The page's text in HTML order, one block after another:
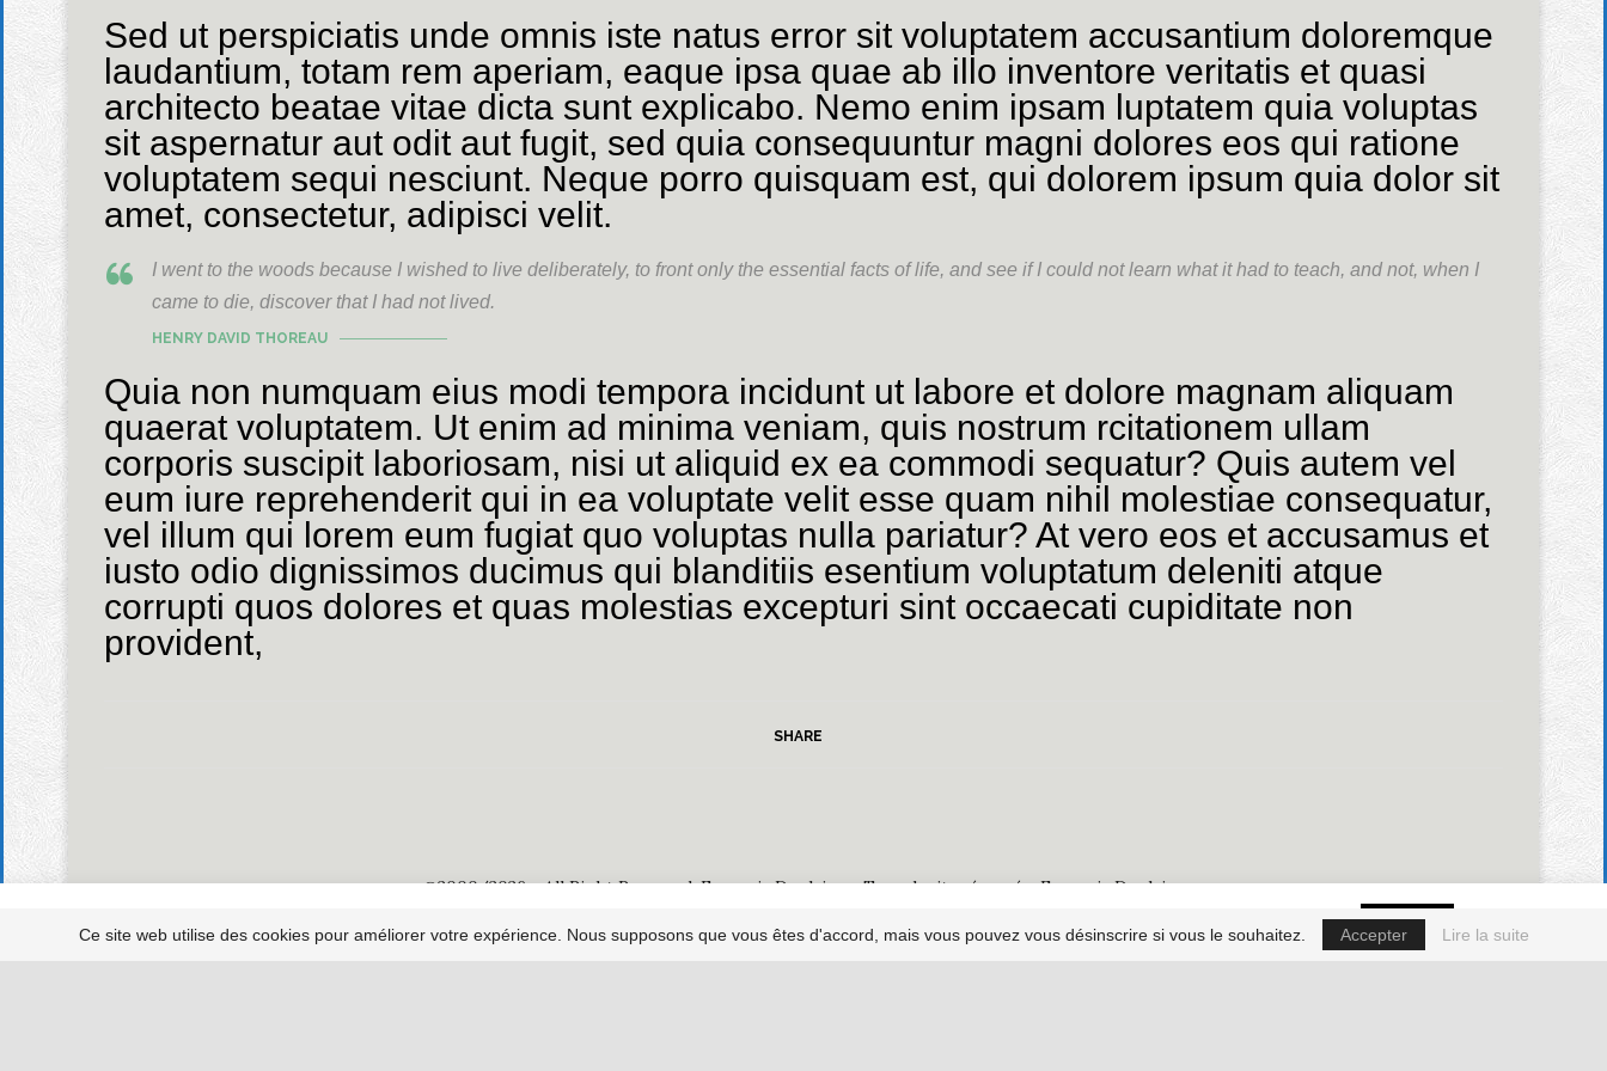
Sed ut perspiciatis unde omnis iste natus error sit voluptatem accusantium doloremque
laudantium, totam rem aperiam, eaque ipsa quae ab illo inventore veritatis et quasi
architecto beatae vitae dicta sunt explicabo. Nemo enim ipsam luptatem quia voluptas
sit aspernatur aut odit aut fugit, sed quia consequuntur magni dolores eos qui ratione
voluptatem sequi nesciunt. Neque porro quisquam est, qui dolorem ipsum quia dolor sit
amet, consectetur, adipisci velit.
I went to the woods because I wished to live deliberately, to front only the essential facts of life, and see if I could not learn what it had to teach, and not, when I
came to die, discover that I had not lived.
HENRY DAVID THOREAU
Quia non numquam eius modi tempora incidunt ut labore et dolore magnam aliquam
quaerat voluptatem. Ut enim ad minima veniam, quis nostrum rcitationem ullam
corporis suscipit laboriosam, nisi ut aliquid ex ea commodi sequatur? Quis autem vel
eum iure reprehenderit qui in ea voluptate velit esse quam nihil molestiae consequatur,
vel illum qui lorem eum fugiat quo voluptas nulla pariatur? At vero eos et accusamus et
iusto odio dignissimos ducimus qui blanditiis esentium voluptatum deleniti atque
corrupti quos dolores et quas molestias excepturi sint occaecati cupiditate non
provident,
SHARE
@2000/2026 - All Right Reserved. Francois Deplaine - Tous droits réservés. Francois Deplaine
Cookie settings ACCEPT
Ce site web utilise des cookies pour améliorer votre expérience. Nous supposons que vous êtes d'accord, mais vous pouvez vous désinscrire si vous le souhaitez. Accepter Lire la suite